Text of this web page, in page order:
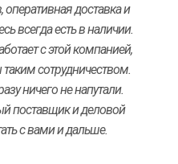
оперативная доставка и
всегда есть в наличии.
с этой компанией,
сотрудничеством.
ничего не напутали.
поставщик и деловой
с вами и дальше.